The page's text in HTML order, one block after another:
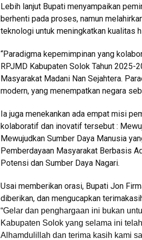
Lebih lanjut Bupati menyampaikan
berhenti pada proses, namun
teknologi untuk meningkatkan kualitas
“Paradigma kepemimpinan yang
RPJMD Kabupaten Solok Tahun 2025-
Masyarakat Madani Nan Sejahtera.
modern, yang menempatkan negara
Ia juga menekankan ada empat misi
kolaboratif dan inovatif tersebut :
Mewujudkan Sumber Daya Manusia
Pemberdayaan Masyarakat Berbasis
Potensi dan Sumber Daya Nagari.
Usai memberikan orasi, Bupati Jon
diberikan, dan mengucapkan
“Gelar dan penghargaan ini bukan
Kabupaten Solok yang selama ini
Alhamdulillah dan terima kasih kami